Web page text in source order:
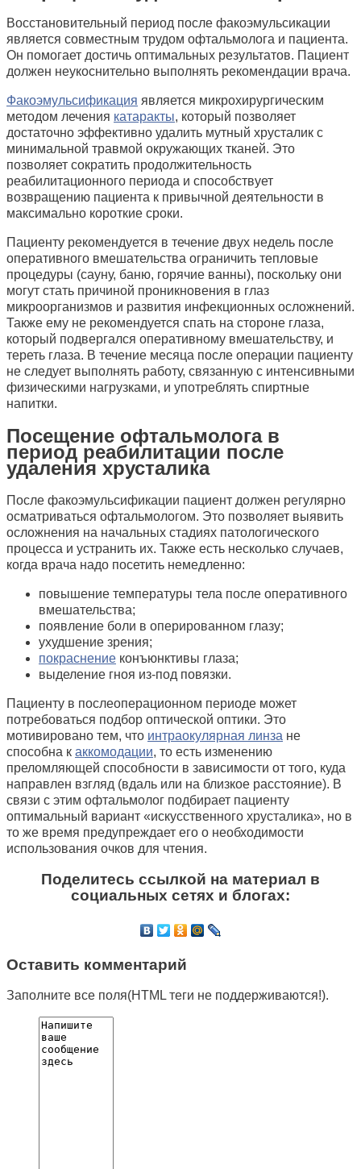
Восстановительный период после факоэмульсикации
является совместным трудом офтальмолога и пациента.
Он помогает достичь оптимальных результатов. Пациент
должен неукоснительно выполнять рекомендации врача.
Факоэмульсификация является микрохирургическим
методом лечения катаракты, который позволяет
достаточно эффективно удалить мутный хрусталик с
минимальной травмой окружающих тканей. Это
позволяет сократить продолжительность
реабилитационного периода и способствует
возвращению пациента к привычной деятельности в
максимально короткие сроки.
Пациенту рекомендуется в течение двух недель после
оперативного вмешательства ограничить тепловые
процедуры (сауну, баню, горячие ванны), поскольку они
могут стать причиной проникновения в глаз
микроорганизмов и развития инфекционных осложнений.
Также ему не рекомендуется спать на стороне глаза,
который подвергался оперативному вмешательству, и
тереть глаза. В течение месяца после операции пациенту
не следует выполнять работу, связанную с интенсивными
физическими нагрузками, и употреблять спиртные
напитки.
Посещение офтальмолога в
период реабилитации после
удаления хрусталика
После факоэмульсификации пациент должен регулярно
осматриваться офтальмологом. Это позволяет выявить
осложнения на начальных стадиях патологического
процесса и устранить их. Также есть несколько случаев,
когда врача надо посетить немедленно:
повышение температуры тела после оперативного
вмешательства;
появление боли в оперированном глазу;
ухудшение зрения;
покраснение конъюнктивы глаза;
выделение гноя из-под повязки.
Пациенту в послеоперационном периоде может
потребоваться подбор оптической оптики. Это
мотивировано тем, что интраокулярная линза не
способна к аккомодации, то есть изменению
преломляющей способности в зависимости от того, куда
направлен взгляд (вдаль или на близкое расстояние). В
связи с этим офтальмолог подбирает пациенту
оптимальный вариант «искусственного хрусталика», но в
то же время предупреждает его о необходимости
использования очков для чтения.
Поделитесь ссылкой на материал в
социальных сетях и блогах:
Оставить комментарий
Заполните все поля(HTML теги не поддерживаются!).